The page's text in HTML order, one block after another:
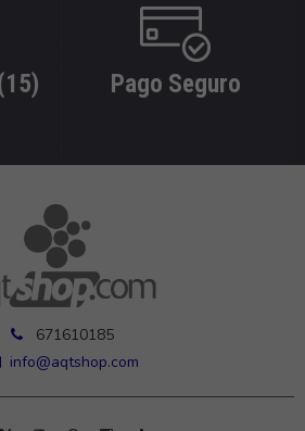
Pago Seguro
671610185
info@aqtshop.com